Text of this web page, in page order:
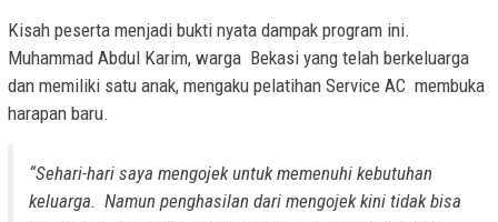
Kisah peserta menjadi bukti nyata dampak program ini.
Muhammad Abdul Karim, warga Bekasi yang telah berkeluarga
dan memiliki satu anak, mengaku pelatihan Service AC membuka
harapan baru.
“Sehari-hari saya mengojek untuk memenuhi kebutuhan
keluarga. Namun penghasilan dari mengojek kini tidak bisa